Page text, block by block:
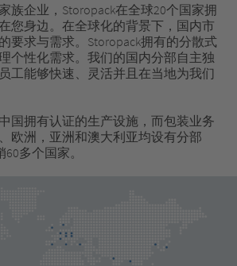
族企业，Storopack在全球20个国家拥
您身边。在全球化的背景下，国内市
要求与需求。Storopack拥有的分散式
个性化需求。我们的国内分部自主独
工能够快速、灵活并且在当地为我们
国拥有认证的生产设施，而包装业务
欧洲，亚洲和澳大利亚均设有分部
多个国家。